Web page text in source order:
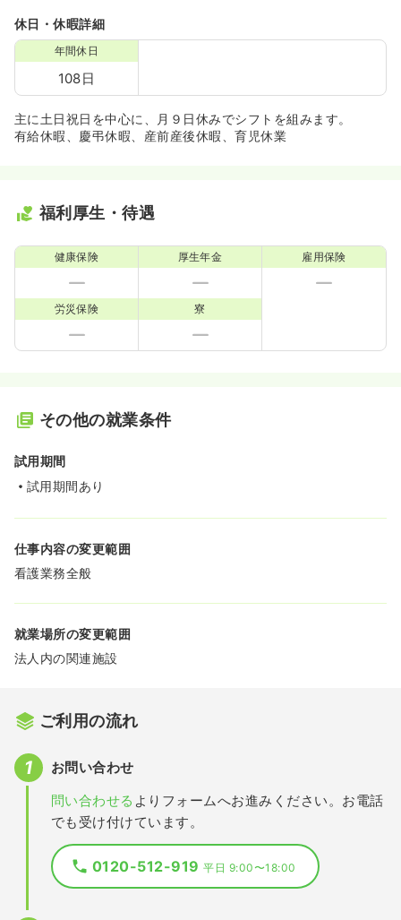
休日・休暇詳細
年間休日
108日
主に土日祝日を中心に、月９日休みでシフトを組みます。
有給休暇、慶弔休暇、産前産後休暇、育児休業
福利厚生・待遇
健康保険 厚生年金 雇用保険
労災保険 寮
その他の就業条件
試用期間
試用期間あり
仕事内容の変更範囲
看護業務全般
就業場所の変更範囲
法人内の関連施設
ご利用の流れ
お問い合わせ
問い合わせる よりフォームへお進みください。お電話
でも受け付けています。
0120-512-919平日 9:00〜18:00